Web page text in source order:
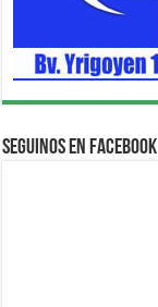
Seguinos en Facebook